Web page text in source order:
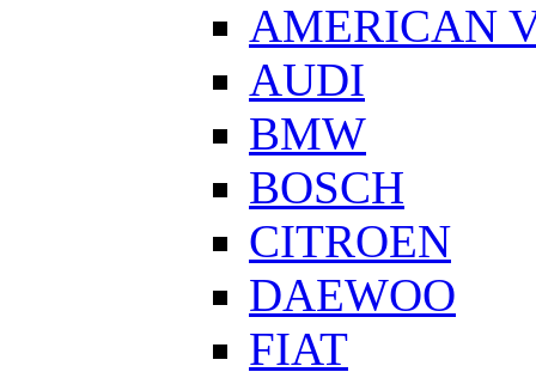
AMERICAN
AUDI
BMW
BOSCH
CITROEN
DAEWOO
FIAT